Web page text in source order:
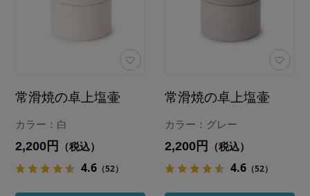
常滑焼の卓上塩壷
カラー：白
2,200円 （税込）
4.6 （52）
常滑焼の卓上塩壷
カラー：グレー
2,200円 （税込）
4.6 （52）